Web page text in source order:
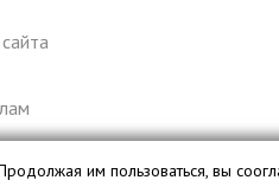
Продолжая им пользоваться, вы